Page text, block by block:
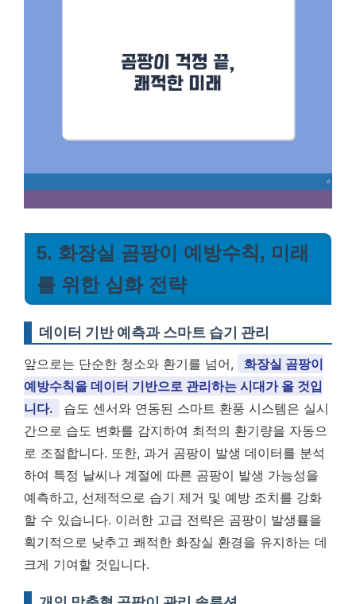
5. 화장실 곰팡이 예방수칙, 미래
를 위한 심화 전략
데이터 기반 예측과 스마트 습기 관리
앞으로는 단순한 청소와 환기를 넘어,
화장실 곰팡이
예방수칙을 데이터 기반으로 관리하는 시대가 올 것입
니다.
습도 센서와 연동된 스마트 환풍 시스템은 실시
간으로 습도 변화를 감지하여 최적의 환기량을 자동으
로 조절합니다. 또한, 과거 곰팡이 발생 데이터를 분석
하여 특정 날씨나 계절에 따른 곰팡이 발생 가능성을
예측하고, 선제적으로 습기 제거 및 예방 조치를 강화
할 수 있습니다. 이러한 고급 전략은 곰팡이 발생률을
획기적으로 낮추고 쾌적한 화장실 환경을 유지하는 데
크게 기여할 것입니다.